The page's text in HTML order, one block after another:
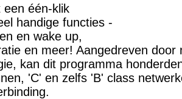
een één-klik
handige functies -
en wake up,
en meer! Aangedreven door
kan dit programma
'C' en zelfs 'B' class